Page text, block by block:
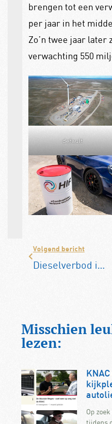
brengen tot een
per jaar in het
Zo’n twee jaar later
verwachting 550
default
Volgend bericht
Dieselverbod in Antwerpen en Gent in 2031
Misschien
lezen:
Op
tijdens